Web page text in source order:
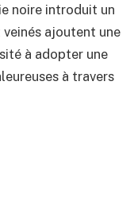
noire introduit un
ajoutent une
à adopter une
à travers